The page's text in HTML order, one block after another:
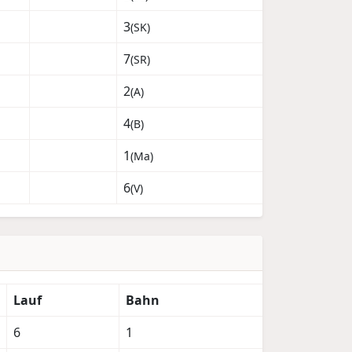
3(SK)
7(SR)
2(A)
4(B)
1(Ma)
6(V)
Lauf
Bahn
6 1